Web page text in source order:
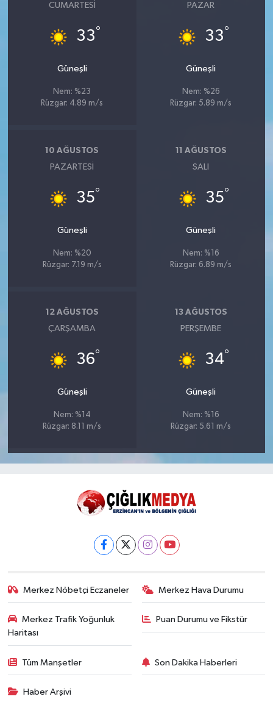
CUMARTESI
33°
Güneşli
Nem: %23
Rüzgar: 4.89 m/s
PAZAR
33°
Güneşli
Nem: %26
Rüzgar: 5.89 m/s
10 AĞUSTOS
PAZARTESI
35°
Güneşli
Nem: %20
Rüzgar: 7.19 m/s
11 AĞUSTOS
SALI
35°
Güneşli
Nem: %16
Rüzgar: 6.89 m/s
12 AĞUSTOS
ÇARŞAMBA
36°
Güneşli
Nem: %14
Rüzgar: 8.11 m/s
13 AĞUSTOS
PERŞEMBE
34°
Güneşli
Nem: %16
Rüzgar: 5.61 m/s
Merkez Nöbetçi Eczaneler Merkez Hava Durumu
Merkez Trafik Yoğunluk
Haritası
Puan Durumu ve Fikstür
Tüm Manşetler Son Dakika Haberleri
Haber Arşivi